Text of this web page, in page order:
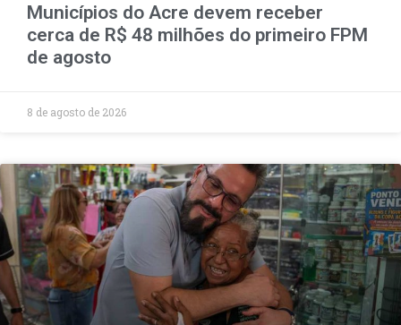
Municípios do Acre devem receber
cerca de R$ 48 milhões do primeiro FPM
de agosto
8 de agosto de 2026